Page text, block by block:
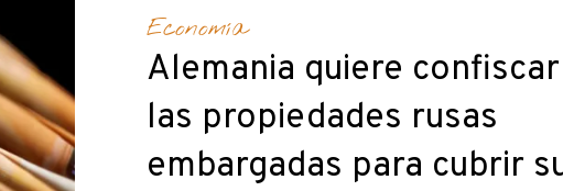
Economía
Alemania quiere confiscar
las propiedades rusas
embargadas para cubrir